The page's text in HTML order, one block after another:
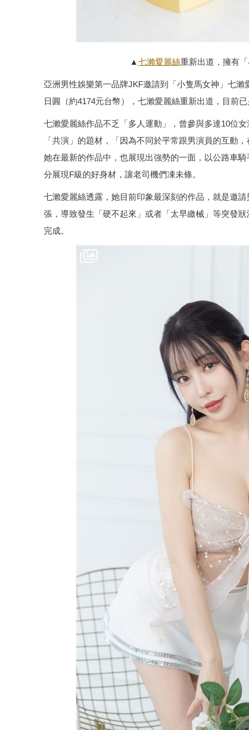
▲ 七瀨愛麗絲重新出道，擁有
亞洲男性娛樂第一品牌JKF邀請到「小隻馬女神」七
日圓（約4174元台幣），七瀨愛麗絲重新出道，目前
七瀨愛麗絲作品不乏「多人運動」，曾參與多達10位
「共演」的題材，「因為不同於平常跟男演員的互動
她在最新的作品中，也展現出強勢的一面，以公路車騎
分展現F級的好身材，讓老司機們凍未條。
七瀨愛麗絲透露，她目前印象最深刻的作品，就是邀
張，導致發生「硬不起來」或者「太早繳械」等突發
完成。